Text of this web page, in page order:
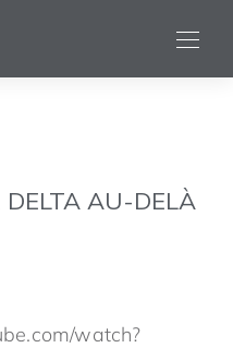
DELTA AU-DELÀ
watch?